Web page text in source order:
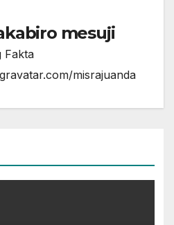
mesuji
Fakta
misrajuanda